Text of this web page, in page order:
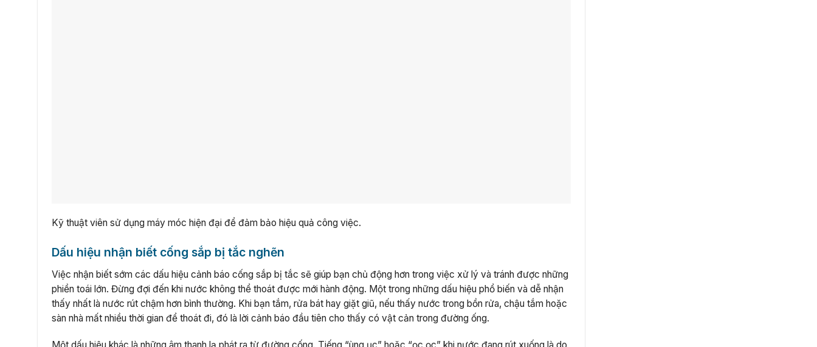
Kỹ thuật viên sử dụng máy móc hiện đại để đảm bảo hiệu quả công việc.
Dấu hiệu nhận biết cống sắp bị tắc nghẽn
Việc nhận biết sớm các dấu hiệu cảnh báo cống sắp bị tắc sẽ giúp bạn chủ động hơn trong việc xử lý và tránh được những
phiền toái lớn. Đừng đợi đến khi nước không thể thoát được mới hành động. Một trong những dấu hiệu phổ biến và dễ nhận
thấy nhất là nước rút chậm hơn bình thường. Khi bạn tắm, rửa bát hay giặt giũ, nếu thấy nước trong bồn rửa, chậu tắm hoặc
sàn nhà mất nhiều thời gian để thoát đi, đó là lời cảnh báo đầu tiên cho thấy có vật cản trong đường ống.